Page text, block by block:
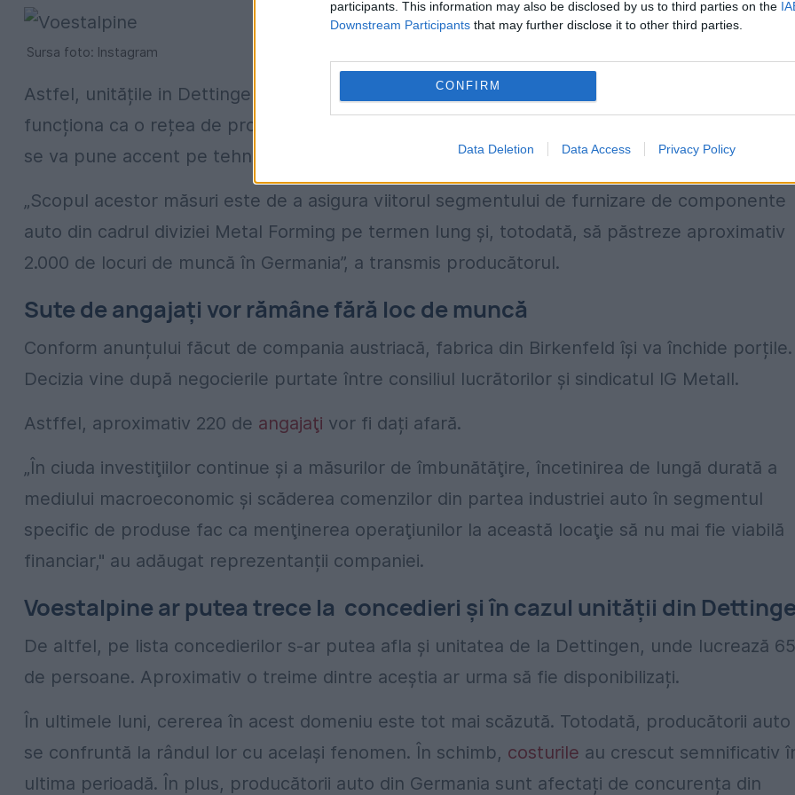
participants. This information may also be disclosed by us to third parties on the
Downstream Participants that may further disclose it to other third parties.
CONFIRM
Data Deletion Data Access Privacy Policy
Sursa foto: Instagram
Astfel, unitățile in Dettingen, Schmoelln, Schwaebisch Gmuend şi Boehmenkirch vor
funcționa ca o rețea de producție. Conform reprezentanților companiei, la nivelul acestora
se va pune accent pe tehnologiile de bază.
„Scopul acestor măsuri este de a asigura viitorul segmentului de furnizare de componente
auto din cadrul diviziei Metal Forming pe termen lung şi, totodată, să păstreze aproximativ
2.000 de locuri de muncă în Germania”, a transmis producătorul.
Sute de angajați vor rămâne fără loc de muncă
Conform anunțului făcut de compania austriacă, fabrica din Birkenfeld își va închide porțile.
Decizia vine după negocierile purtate între consiliul lucrătorilor și sindicatul IG Metall.
Astffel, aproximativ 220 de angajaţi vor fi dați afară.
„În ciuda investiţiilor continue şi a măsurilor de îmbunătăţire, încetinirea de lungă durată a
mediului macroeconomic şi scăderea comenzilor din partea industriei auto în segmentul
specific de produse fac ca menţinerea operaţiunilor la această locaţie să nu mai fie viabilă
financiar," au adăugat reprezentanții companiei.
Voestalpine ar putea trece la concedieri și în cazul unității din
De altfel, pe lista concedierilor s-ar putea afla și unitatea de la Dettingen, unde lucrează
de persoane. Aproximativ o treime dintre aceștia ar urma să fie disponibilizați.
În ultimele luni, cererea în acest domeniu este tot mai scăzută. Totodată, producătorii auto
se confruntă la rândul lor cu același fenomen. În schimb, costurile au crescut semnificativ
ultima perioadă. În plus, producătorii auto din Germania sunt afectați de concurența din